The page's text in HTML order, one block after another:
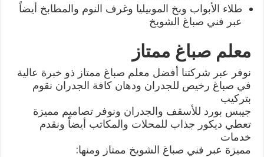
طلاء الأبواب وبخ الموبيليا وغرف النوم والمطابخ أيضاً
عبر فني صباغ الشويخ
معلم صباغ ممتاز
نوفر عبر شركتنا أفضل معلم صباغ ممتاز ذو خبرة عالية
في صباغ رخيص للجدران ودهان كافة الجدران نقوم
بتركيب
جيبس بورد للأسقف والجدران ونوفر تصاميم مميزة
تعطي ديكور جذاب للمحلات والمكاتب أيضاً ونقدم
خدمات
مميزة عبر فني صباغ الشويخ ممتاز ومنها: